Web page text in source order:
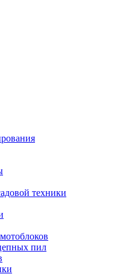
техники
пил